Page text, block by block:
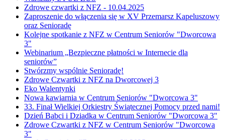
Zdrowe czwartki z NFZ - 10.04.2025
Zaproszenie do włączenia się w XV Przemarsz Kapeluszowy
oraz Senioradę
Kolejne spotkanie z NFZ w Centrum Seniorów "Dworcowa
3"
Webinarium „Bezpieczne płatności w Internecie dla
seniorów”
Stwórzmy wspólnie Senioradę!
Zdrowe Czwartki z NFZ na Dworcowej 3
Eko Walentynki
Nowa kawiarnia w Centrum Seniorów "Dworcowa 3"
33. Finał Wielkiej Orkiestry Świątecznej Pomocy przed nami!
Dzień Babci i Dziadka w Centrum Seniorów "Dworcowa 3"
Zdrowe Czwartki z NFZ w Centrum Seniorów "Dworcowa
3"